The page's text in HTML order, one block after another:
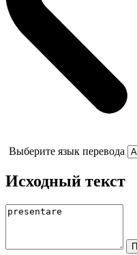
Выберите язык перевода
Исходный текст